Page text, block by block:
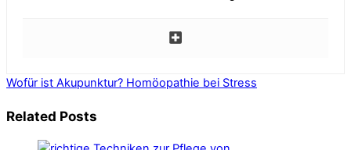
Wofür ist Akupunktur? Homöopathie bei Stress
Related Posts